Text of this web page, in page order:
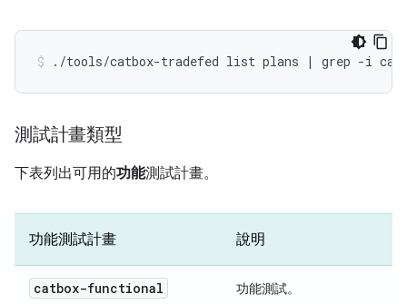
./tools/catbox-tradefed list plans | grep -i
測試計畫類型
下表列出可用的功能測試計畫。
功能測試計畫 說明
catbox-functional 功能測試。